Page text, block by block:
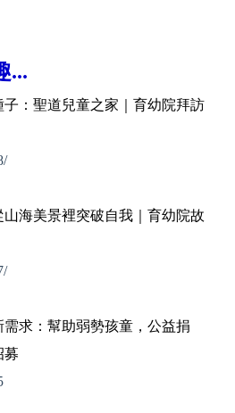
...
：聖道兒童之家｜育幼院拜訪
海美景裡突破自我｜育幼院故
求：幫助弱勢孩童，公益捐
募